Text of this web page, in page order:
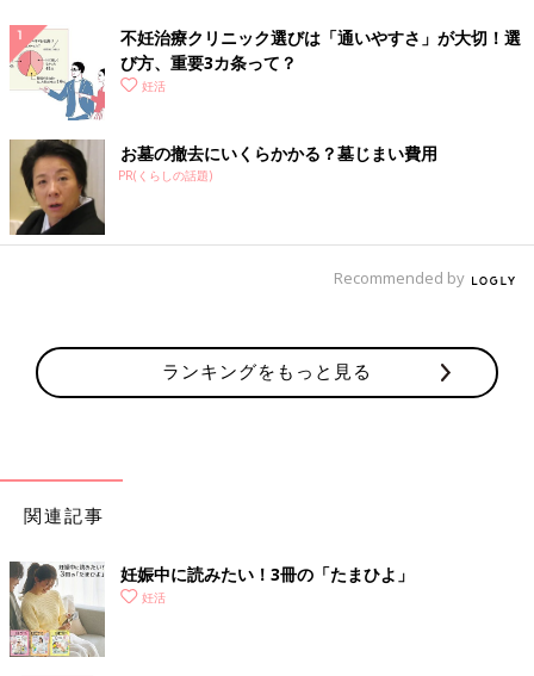
不妊治療クリニック選びは「通いやすさ」が大切！選
び方、重要3カ条って？
妊活
お墓の撤去にいくらかかる？墓じまい費用
PR(くらしの話題)
Recommended by
ランキングをもっと見る
関連記事
妊娠中に読みたい！3冊の「たまひよ」
妊活